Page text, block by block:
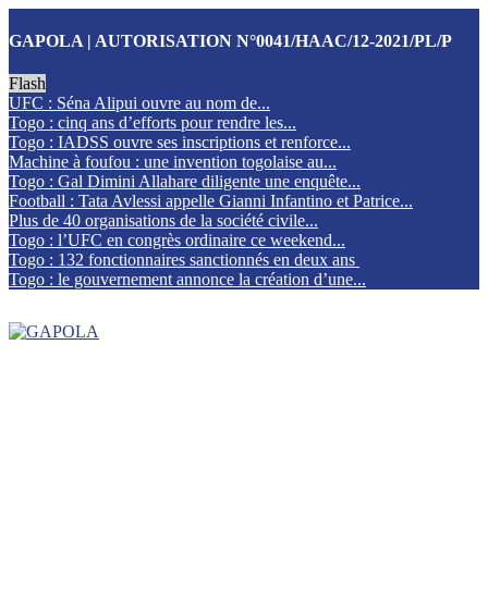
GAPOLA | AUTORISATION N°0041/HAAC/12-2021/PL/P
Flash
UFC : Séna Alipui ouvre au nom de...
Togo : cinq ans d’efforts pour rendre les...
Togo : IADSS ouvre ses inscriptions et renforce...
Machine à foufou : une invention togolaise au...
Togo : Gal Dimini Allahare diligente une enquête...
Football : Tata Avlessi appelle Gianni Infantino et Patrice...
Plus de 40 organisations de la société civile...
Togo : l’UFC en congrès ordinaire ce weekend...
Togo : 132 fonctionnaires sanctionnés en deux ans
Togo : le gouvernement annonce la création d’une...